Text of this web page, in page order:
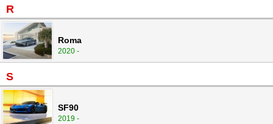
R
Roma
2020 -
S
SF90
2019 -